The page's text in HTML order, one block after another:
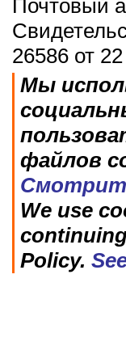
Почтовый
26586 от
Мы
файлов
We use
Policy.